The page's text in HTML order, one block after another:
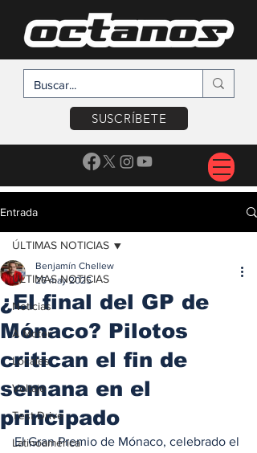
SUSCRÍBETE
Entrada
ÚLTIMAS NOTICIAS
Noticias
A Motor
Locales
Voltaje
Test Drive
Latinoamérica
ÚLTIMAS NOTICIAS
¿El final del GP de
Mónaco? Pilotos
critican el fin de
semana en el
principado
Benjamín Chellew
26 may 2025
El Gran Premio de Mónaco, celebrado el